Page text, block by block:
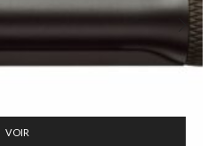
VOIR